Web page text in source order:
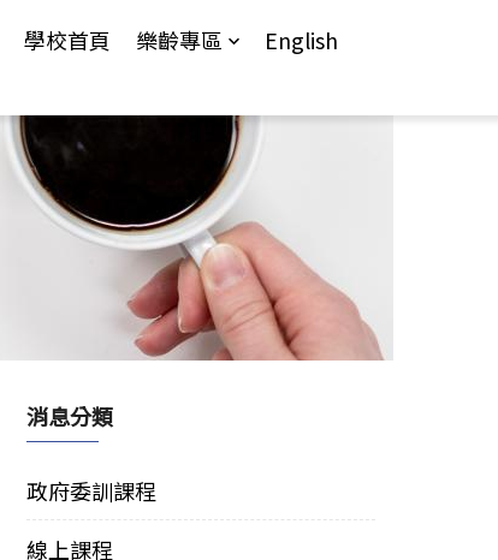
學校首頁 樂齡專區 English
消息分類
政府委訓課程
線上課程